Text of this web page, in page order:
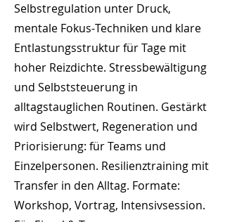
Selbstregulation unter Druck,
mentale Fokus‑Techniken und klare
Entlastungsstruktur für Tage mit
hoher Reizdichte. Stressbewältigung
und Selbststeuerung in
alltagstauglichen Routinen. Gestärkt
wird Selbstwert, Regeneration und
Priorisierung: für Teams und
Einzelpersonen. Resilienztraining mit
Transfer in den Alltag. Formate:
Workshop, Vortrag, Intensivsession.